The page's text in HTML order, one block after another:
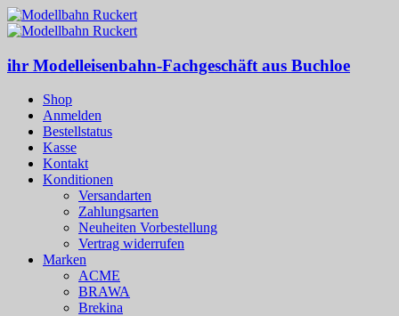
ihr Modelleisenbahn-Fachgeschäft aus Buchloe
Shop
Anmelden
Bestellstatus
Kasse
Kontakt
Konditionen
Versandarten
Zahlungsarten
Neuheiten Vorbestellung
Vertrag widerrufen
Marken
ACME
BRAWA
Brekina